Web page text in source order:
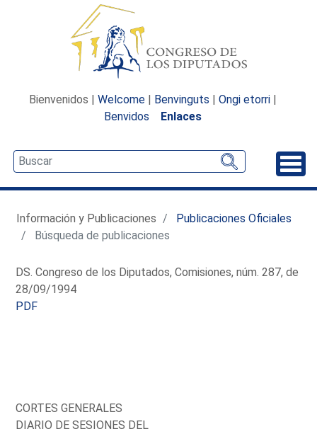
Bienvenidos | Welcome | Benvinguts | Ongi etorri |
Benvidos
Enlaces
Información y Publicaciones
Publicaciones Oficiales
Búsqueda de publicaciones
DS. Congreso de los Diputados, Comisiones, núm. 287, de
28/09/1994
PDF
CORTES GENERALES
DIARIO DE SESIONES DEL